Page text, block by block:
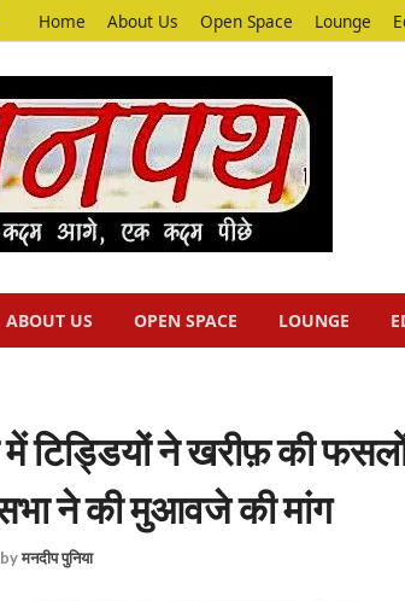
Home About Us Open Space Lounge
ABOUT US OPEN SPACE LOUNGE
में टिड्डियों ने खरीफ़ की
ने की मुआवजे की मांग
byमनदीप पुनिया